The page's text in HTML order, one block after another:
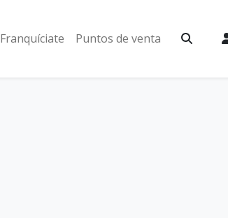
Franquíciate Puntos de venta